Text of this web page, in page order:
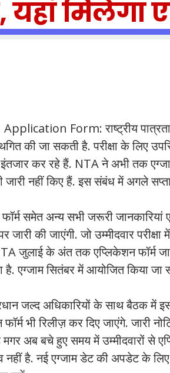
यहां मिलेगा
Form: राष्ट्रीय
की जा सकती है. परीक्षा के लिए
कर रहे हैं. NTA ने अभी तक
जारी नहीं किए हैं. इस संबंध में अगले
समेत अन्‍य सभी जरूरी
की जाएंगी. जो उम्‍मीदवार
जुलाई के अंत तक एप्लिकेशन फॉर्म
है. एग्‍जाम सितंबर में आयोजित किया जा
प्रधान जल्‍द अधिकारियों के साथ बैठक
भी रिलीज़ कर दिए जाएंगे. जारी
अब बचे हुए समय में उम्‍मीदवारों से
है. नई एग्‍जाम डेट की अपडेट के